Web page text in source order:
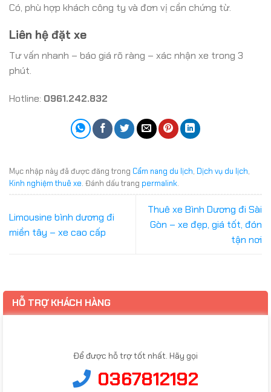
Có, phù hợp khách công ty và đơn vị cần chứng từ.
Liên hệ đặt xe
Tư vấn nhanh – báo giá rõ ràng – xác nhận xe trong 3
phút.
Hotline: 0961.242.832
Mục nhập này đã được đăng trong Cẩm nang du lịch Dịch vụ du lịch
Kinh nghiệm thuê xe . Đánh dấu trang permalink
Limousine bình dương đi
miền tây – xe cao cấp
Thuê xe Bình Dương đi Sài
Gòn – xe đẹp, giá tốt, đón
tận nơi
HỖ TRỢ KHÁCH HÀNG
Để được hỗ trợ tốt nhất. Hãy gọi
0367812192